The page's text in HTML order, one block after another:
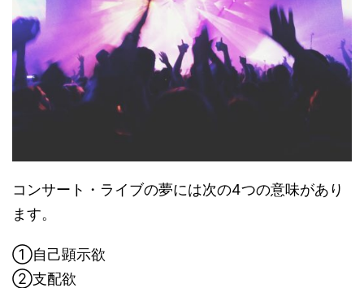
コンサート・ライブの夢には次の4つの意味があり
ます。
①自己顕示欲
②支配欲